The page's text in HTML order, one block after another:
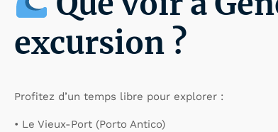
excursion ?
Profitez d’un temps libre pour explorer :
• Le Vieux-Port (Porto Antico)